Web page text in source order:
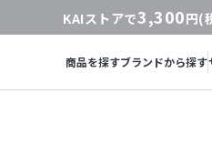
KAIストアで3,300円(
商品を探すブランドから探す